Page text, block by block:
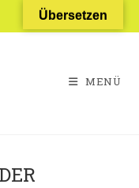
MENÜ
Übersetzen